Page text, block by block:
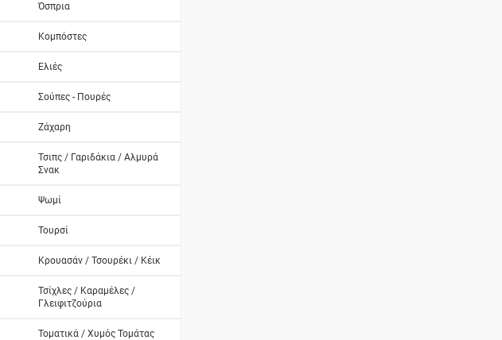
Όσπρια
Κομπόστες
Ελιές
Σούπες - Πουρές
Ζάχαρη
Τσιπς / Γαριδάκια / Αλμυρά
Σνακ
Ψωμί
Τουρσί
Κρουασάν / Τσουρέκι / Κέικ
Τσίχλες / Καραμέλες /
Γλειφιτζούρια
Τοματικά / Χυμός Τομάτας